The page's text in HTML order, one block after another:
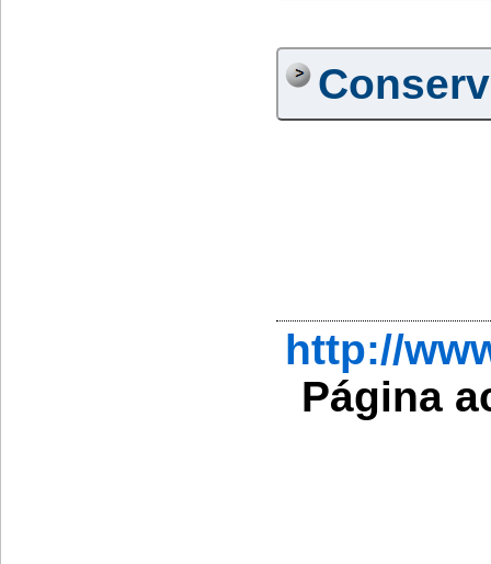
http://
Página